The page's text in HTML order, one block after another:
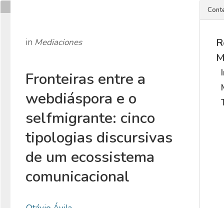
in Mediaciones
Fronteiras entre a
webdiáspora e o
selfmigrante: cinco
tipologias discursivas
de um ecossistema
comunicacional